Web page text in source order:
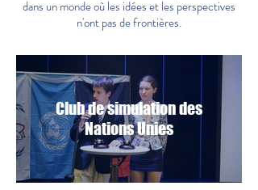
dans un monde où les idées et les perspectives
n'ont pas de frontières.
Club de simulation des
Nations Unies